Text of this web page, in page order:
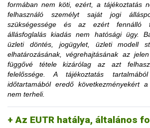
formában nem köti, ezért, a tájékoztatás
felhasználó személyt saját jogi
szükségessége és az ezért fennálló
állásfoglalás kiadás nem hatósági ügy.
üzleti döntés, jogügylet, üzleti modell
elhatározásának, végrehajtásának az
függővé tétele kizárólag az azt
felelőssége. A tájékoztatás
időtartamából eredő következményekért
nem terheli.
Az EUTR hatálya, általános
1. Mennyi idő múlva kerülhetek
honlapon közzétett
A közzétételtől számított ötödik év
korlátozásra utaló határozati részt
távolítani, amennyiben az ügyfél
megszüntetéséhez szükséges
Az érintett faanyag
tevékenységének
felfüggesztés vagy a tiltás
honlapon.